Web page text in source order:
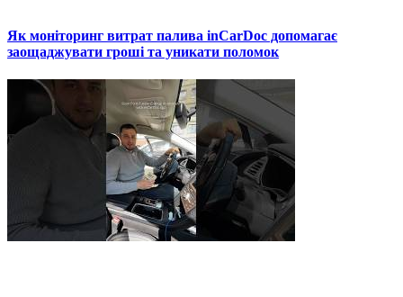
Як моніторинг витрат палива inCarDoc допомагає
заощаджувати гроші та уникати поломок